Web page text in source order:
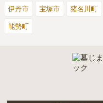
伊丹市 宝塚市 猪名川町
能勢町